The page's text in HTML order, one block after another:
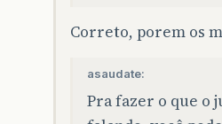
Correto, porem os
asaudate:
Pra fazer o que o